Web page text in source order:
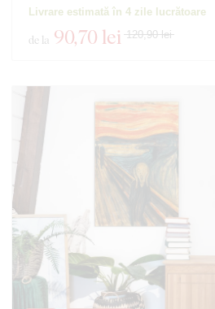
Livrare estimată în 4 zile lucrătoare
de la 90,70 lei 120,90 lei